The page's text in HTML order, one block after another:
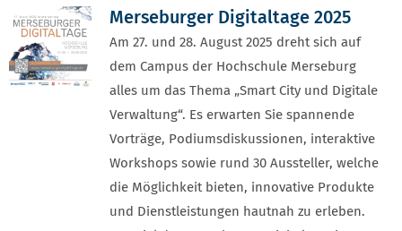
Merseburger Digitaltage 2025
Am 27. und 28. August 2025 dreht sich auf
dem Campus der Hochschule Merseburg
alles um das Thema „Smart City und Digitale
Verwaltung“. Es erwarten Sie spannende
Vorträge, Podiumsdiskussionen, interaktive
Workshops sowie rund 30 Aussteller, welche
die Möglichkeit bieten, innovative Produkte
und Dienstleistungen hautnah zu erleben.